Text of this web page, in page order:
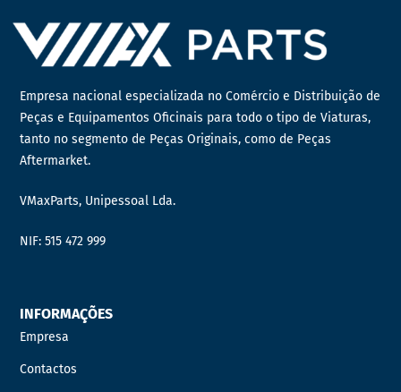
Empresa nacional especializada no Comércio e Distribuição de
Peças e Equipamentos Oficinais para todo o tipo de Viaturas,
tanto no segmento de Peças Originais, como de Peças
Aftermarket.
VMaxParts, Unipessoal Lda.
NIF: 515 472 999
INFORMAÇÕES
Empresa
Contactos